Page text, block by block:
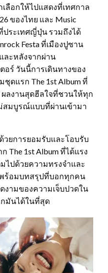
ลือกให้ไปแสดงที่เทศกาล
ของไทย และ Music
ที่ประเทศญี่ปุ่น รวมถึงได้
Festa ที่เมืองปูซาน
ละหลังจากผ่าน
อร์ วันนี้การเดินทางของ
ดแรก The 1st Album ที่
ผลงานสุดฮีลใจที่ชวนให้ทุก
สมบูรณ์แบบที่ผ่านเข้ามา
ด้วยการยอมรับและโอบรับ
The 1st Album ที่ได้แรง
ไปด้วยความทรงจำและ
พร้อมบทสรุปที่บอกทุกคน
งามของความเจ็บปวดใน
กมันได้ในที่สุด